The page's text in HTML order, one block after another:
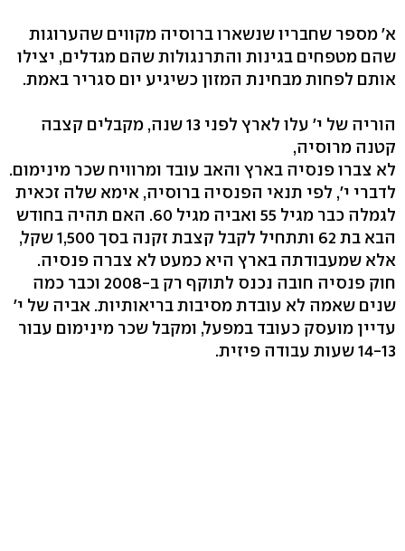
א' מספר שחבריו שנשארו ברוסיה מקווים שהערוגות
שהם מטפחים בגינות והתרנגולות שהם מגדלים, יצילו
אותם לפחות מבחינת המזון כשיגיע יום סגריר באמת.
הוריה של י' עלו לארץ לפני 13 שנה, מקבלים קצבה
קטנה מרוסיה,
לא צברו פנסיה בארץ והאב עובד ומרוויח שכר מינימום.
לדברי י', לפי תנאי הפנסיה ברוסיה, אימא שלה זכאית
לגמלה כבר מגיל 55 ואביה מגיל 60. האם תהיה בחודש
הבא בת 62 ותתחיל לקבל קצבת זקנה בסך 1,500 שקל,
אלא שמעבודתה בארץ היא כמעט לא צברה פנסיה.
חוק פנסיה חובה נכנס לתוקף רק ב-2008 וכבר כמה
שנים שאמה לא עובדת מסיבות בריאותיות. אביה של י'
עדיין מועסק כעובד במפעל, ומקבל שכר מינימום עבור
14-13 שעות עבודה פיזית.